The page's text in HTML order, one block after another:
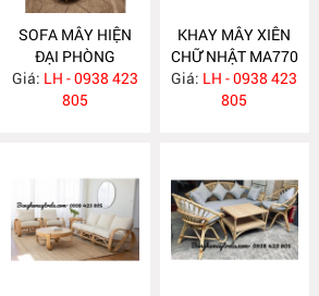
SOFA MÂY HIỆN
ĐẠI PHÒNG
KHÁCH MA777
Giá: LH - 0938 423
805
KHAY MÂY XIÊN
CHỮ NHẬT MA770
Giá: LH - 0938 423
805